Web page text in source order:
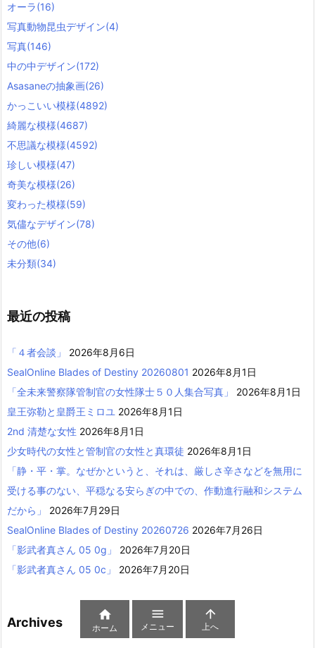
オーラ(16)
写真動物昆虫デザイン(4)
写真(146)
中の中デザイン(172)
Asasaneの抽象画(26)
かっこいい模様(4892)
綺麗な模様(4687)
不思議な模様(4592)
珍しい模様(47)
奇美な模様(26)
変わった模様(59)
気儘なデザイン(78)
その他(6)
未分類(34)
最近の投稿
「４者会談」
2026年8月6日
SealOnline Blades of Destiny 20260801 2026年8月1日
「全未来警察隊管制官の女性隊士５０人集合写真」
2026年8月1日
皇王弥勒と皇爵王ミロユ 2026年8月1日
2nd 清楚な女性 2026年8月1日
少女時代の女性と管制官の女性と真環徒 2026年8月1日
「静・平・掌。なぜかというと、それは、厳しさ辛さなどを無用に
受ける事のない、平穏なる安らぎの中での、作動進行融和システム
だから」
2026年7月29日
SealOnline Blades of Destiny 20260726 2026年7月26日
「影武者真さん 05 0g」
2026年7月20日
「影武者真さん 05 0c」
2026年7月20日
Archives

ホーム

メニュー

上へ